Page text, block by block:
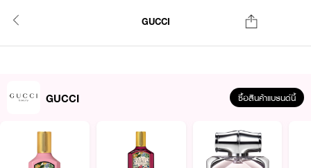
GUCCI
GUCCI ซื้อสินค้าแบรนด์นี้